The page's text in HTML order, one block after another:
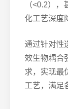
（<0.2），
化工艺深度
通过针对性
效生物耦合
求，实现最
工艺，满足